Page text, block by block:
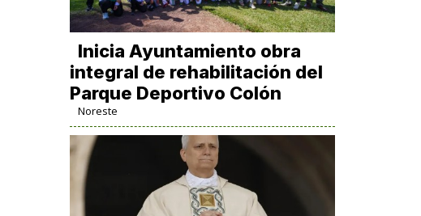
Inicia Ayuntamiento obra
integral de rehabilitación del
Parque Deportivo Colón
Noreste